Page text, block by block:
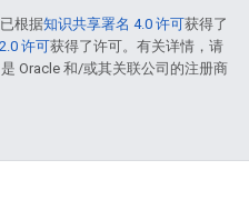
根据知识共享署名 4.0 许可获得了
许可获得了许可。有关详情，请
Oracle 和/或其关联公司的注册商